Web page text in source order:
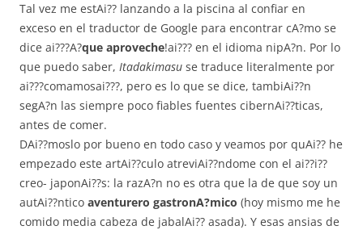
Tal vez me estAi?? lanzando a la piscina al confiar en
exceso en el traductor de Google para encontrar cA?mo se
dice ai???A?que aproveche!ai??? en el idioma nipA?n. Por lo
que puedo saber, Itadakimasu se traduce literalmente por
ai???comamosai???, pero es lo que se dice, tambiAi??n
segA?n las siempre poco fiables fuentes cibernAi??ticas,
antes de comer.
DAi??moslo por bueno en todo caso y veamos por quAi?? he
empezado este artAi??culo atreviAi??ndome con el ai??i??
creo- japonAi??s: la razA?n no es otra que la de que soy un
autAi??ntico aventurero gastronA?mico (hoy mismo me he
comido media cabeza de jabalAi?? asada). Y esas ansias de